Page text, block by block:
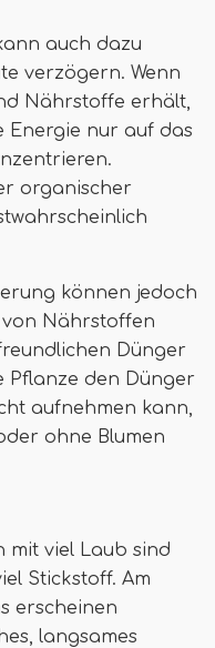
auch dazu
verzögern. Wenn
Nährstoffe erhält,
Energie nur auf das
organischer
können jedoch
Nährstoffen
Dünger
Pflanze den Dünger
aufnehmen kann,
ohne Blumen
mit viel Laub sind
Stickstoff. Am
erscheinen
langsames